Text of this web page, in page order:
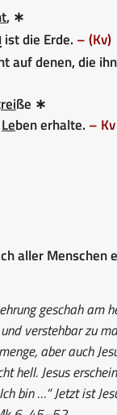
, ∗
ist die Erde. – (Kv)
auf denen, die ihn
reiße ∗
Leben erhalte. – Kv
aller Menschen
geschah am
verstehbar zu
aber auch
hell. Jesus
bin …“ Jetzt ist